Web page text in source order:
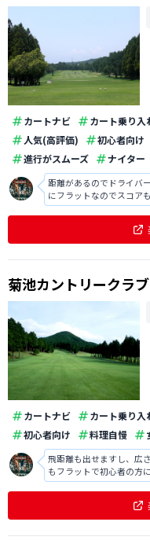
カートナビ カート乗り入
人気(高評価)
初心者向け
進行がスムーズ
ナイター
距離があるのでドライバ
にフラットなのでスコア
ーも豊富で料金もリーズ
菊池カントリークラブ
カートナビ カート乗り入
初心者向け
料理自慢
飛距離も出せますし、広
もフラットで初心者の方
も的確で楽しくラウンド